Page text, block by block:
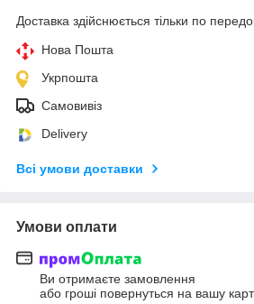
Доставка здійснюється тільки по
Нова Пошта
Укрпошта
Самовивіз
Delivery
Всі умови доставки
Умови оплати
Ви отримаєте замовлення
або гроші повернуться на вашу